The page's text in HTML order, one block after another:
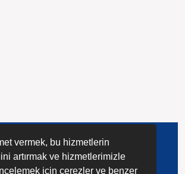
vermek, bu hizmetlerin
artırmak ve hizmetlerimizle
için çerezler ve benzer
THE EXTENSIVE STAGE
FAMILY